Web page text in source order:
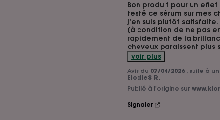
Bon produit pour un effet
testé ce sérum sur mes
j’en suis plutôt
(à condition de ne pas
rapidement de la
cheveux paraissent plus
voir plus
Avis du 07/04/2026 , suite à
ElodieS R.
Publié à l'origine sur
Signaler